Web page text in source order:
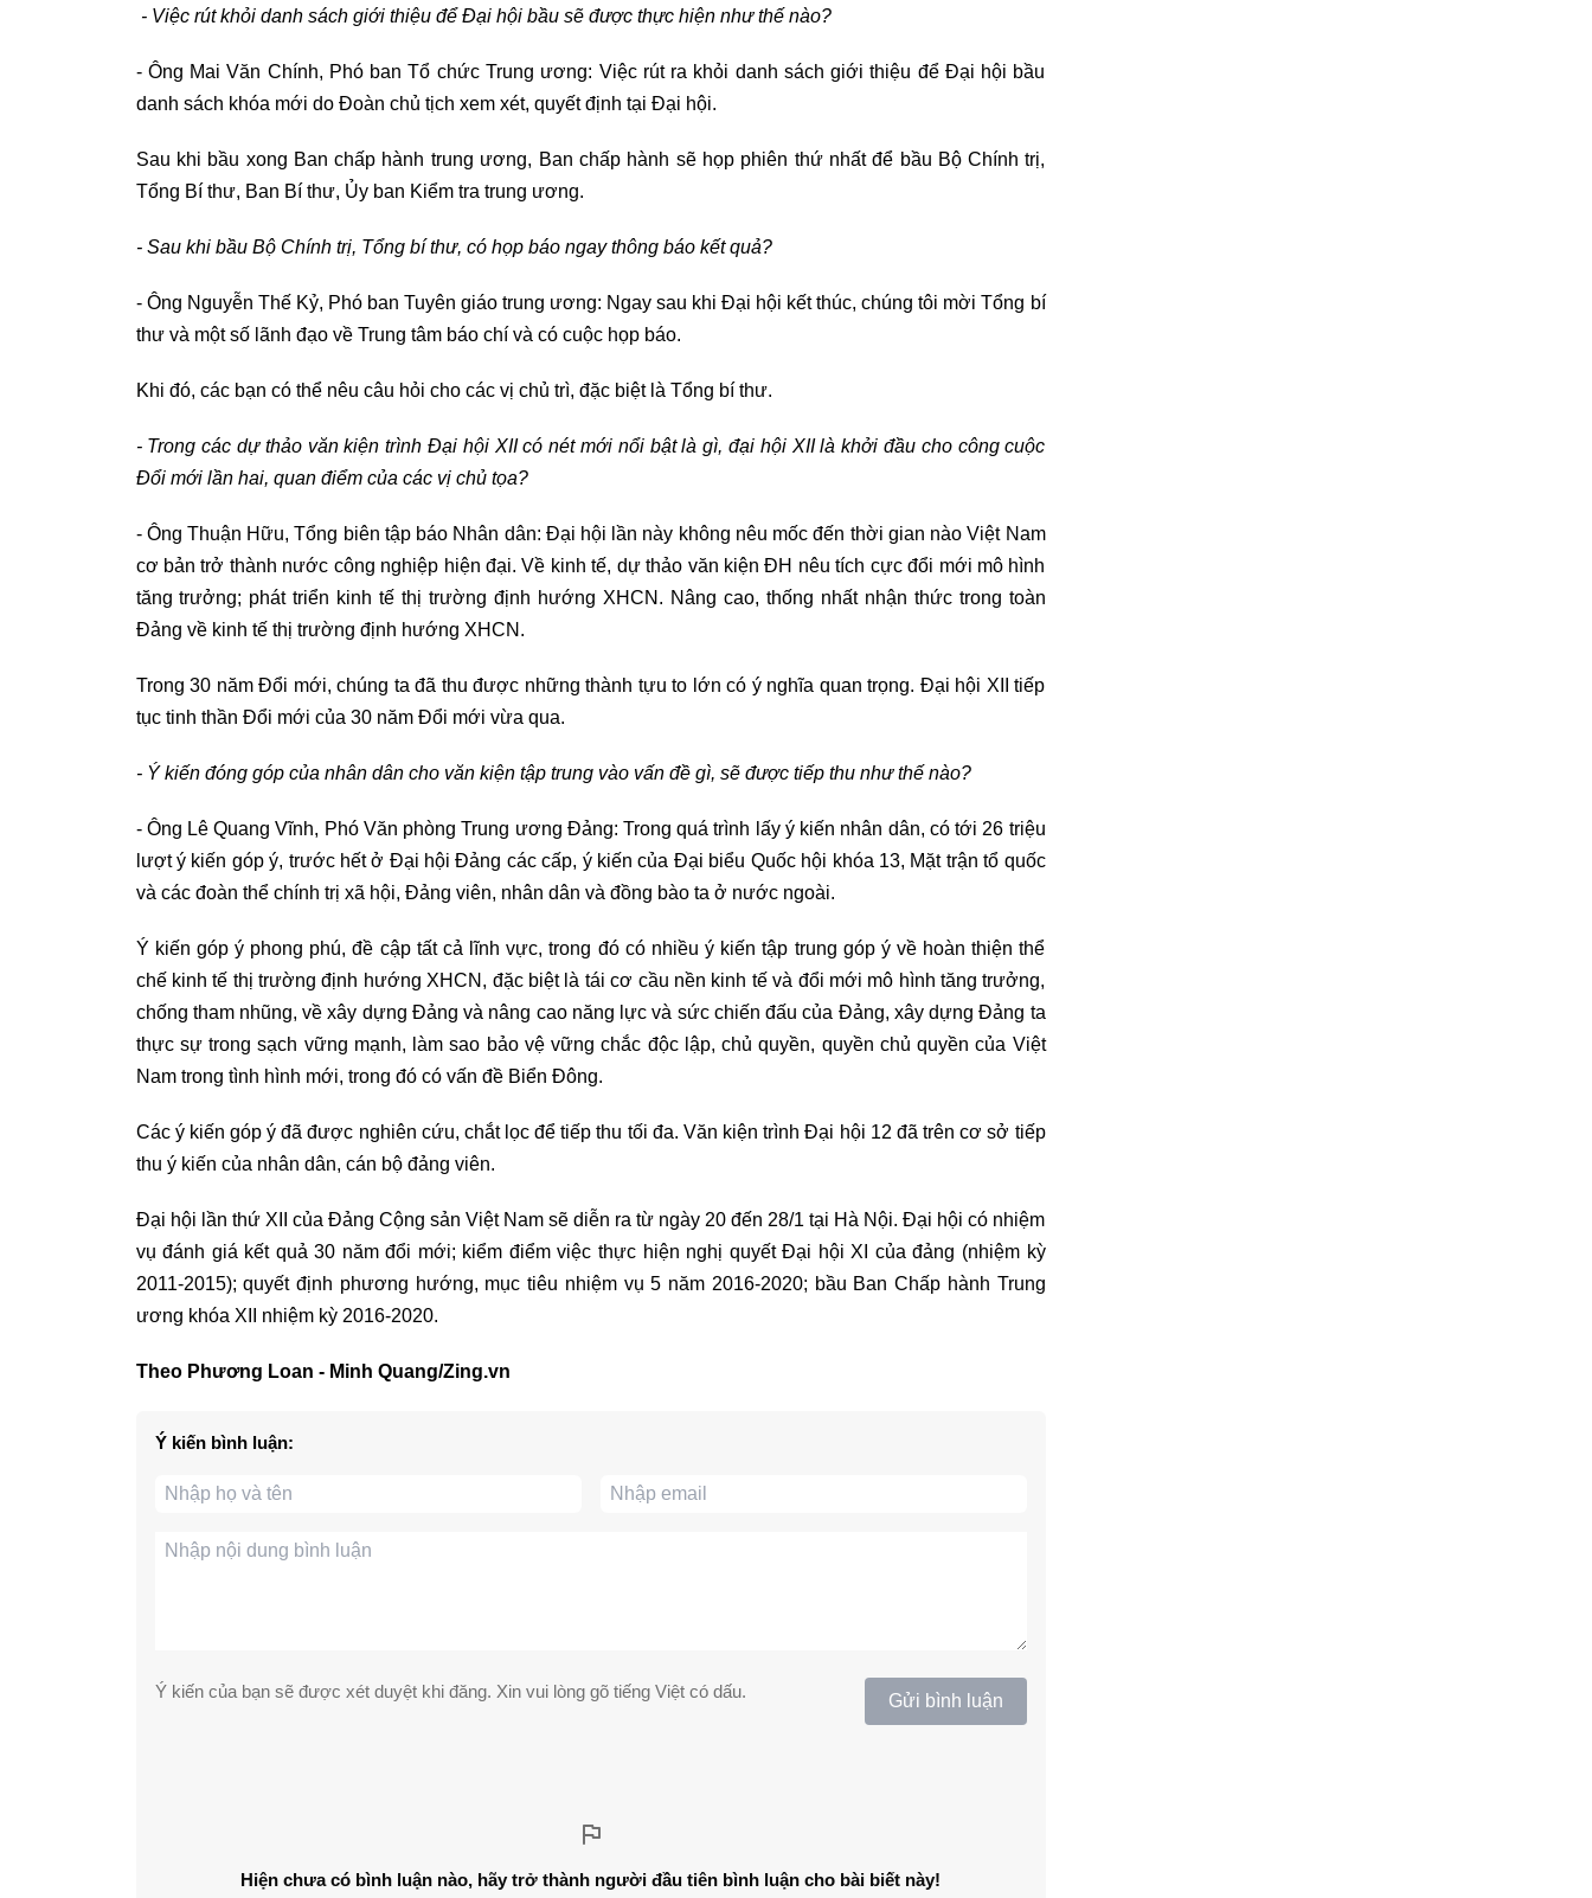
- Việc rút khỏi danh sách giới thiệu để Đại hội bầu sẽ được thực hiện như thế nào?
- Ông Mai Văn Chính, Phó ban Tổ chức Trung ương: Việc rút ra khỏi danh sách giới thiệu để Đại hội bầu
danh sách khóa mới do Đoàn chủ tịch xem xét, quyết định tại Đại hội.
Sau khi bầu xong Ban chấp hành trung ương, Ban chấp hành sẽ họp phiên thứ nhất để bầu Bộ Chính trị,
Tổng Bí thư, Ban Bí thư, Ủy ban Kiểm tra trung ương.
- Sau khi bầu Bộ Chính trị, Tổng bí thư, có họp báo ngay thông báo kết quả?
- Ông Nguyễn Thế Kỷ, Phó ban Tuyên giáo trung ương: Ngay sau khi Đại hội kết thúc, chúng tôi mời Tổng bí
thư và một số lãnh đạo về Trung tâm báo chí và có cuộc họp báo.
Khi đó, các bạn có thể nêu câu hỏi cho các vị chủ trì, đặc biệt là Tổng bí thư.
- Trong các dự thảo văn kiện trình Đại hội XII có nét mới nổi bật là gì, đại hội XII là khởi đầu cho công cuộc
Đổi mới lần hai, quan điểm của các vị chủ tọa?
- Ông Thuận Hữu, Tổng biên tập báo Nhân dân: Đại hội lần này không nêu mốc đến thời gian nào Việt Nam
cơ bản trở thành nước công nghiệp hiện đại. Về kinh tế, dự thảo văn kiện ĐH nêu tích cực đổi mới mô hình
tăng trưởng; phát triển kinh tế thị trường định hướng XHCN. Nâng cao, thống nhất nhận thức trong toàn
Đảng về kinh tế thị trường định hướng XHCN.
Trong 30 năm Đổi mới, chúng ta đã thu được những thành tựu to lớn có ý nghĩa quan trọng. Đại hội XII tiếp
tục tinh thần Đổi mới của 30 năm Đổi mới vừa qua.
- Ý kiến đóng góp của nhân dân cho văn kiện tập trung vào vấn đề gì, sẽ được tiếp thu như thế nào?
- Ông Lê Quang Vĩnh, Phó Văn phòng Trung ương Đảng: Trong quá trình lấy ý kiến nhân dân, có tới 26 triệu
lượt ý kiến góp ý, trước hết ở Đại hội Đảng các cấp, ý kiến của Đại biểu Quốc hội khóa 13, Mặt trận tổ quốc
và các đoàn thể chính trị xã hội, Đảng viên, nhân dân và đồng bào ta ở nước ngoài.
Ý kiến góp ý phong phú, đề cập tất cả lĩnh vực, trong đó có nhiều ý kiến tập trung góp ý về hoàn thiện thể
chế kinh tế thị trường định hướng XHCN, đặc biệt là tái cơ cầu nền kinh tế và đổi mới mô hình tăng trưởng,
chống tham nhũng, về xây dựng Đảng và nâng cao năng lực và sức chiến đấu của Đảng, xây dựng Đảng ta
thực sự trong sạch vững mạnh, làm sao bảo vệ vững chắc độc lập, chủ quyền, quyền chủ quyền của Việt
Nam trong tình hình mới, trong đó có vấn đề Biển Đông.
Các ý kiến góp ý đã được nghiên cứu, chắt lọc để tiếp thu tối đa. Văn kiện trình Đại hội 12 đã trên cơ sở tiếp
thu ý kiến của nhân dân, cán bộ đảng viên.
Đại hội lần thứ XII của Đảng Cộng sản Việt Nam sẽ diễn ra từ ngày 20 đến 28/1 tại Hà Nội. Đại hội có nhiệm
vụ đánh giá kết quả 30 năm đổi mới; kiểm điểm việc thực hiện nghị quyết Đại hội XI của đảng (nhiệm kỳ
2011-2015); quyết định phương hướng, mục tiêu nhiệm vụ 5 năm 2016-2020; bầu Ban Chấp hành Trung
ương khóa XII nhiệm kỳ 2016-2020.
Theo Phương Loan - Minh Quang/Zing.vn
Ý kiến bình luận:
Ý kiến của bạn sẽ được xét duyệt khi đăng. Xin vui lòng gõ tiếng Việt có dấu. Gửi bình luận
Hiện chưa có bình luận nào, hãy trở thành người đầu tiên bình luận cho bài biết này!